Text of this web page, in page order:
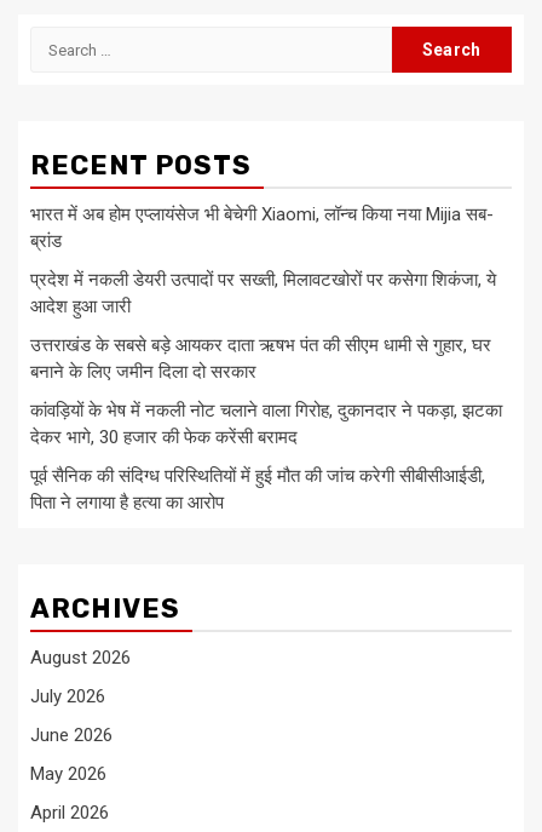
Search
RECENT POSTS
भारत में अब होम एप्लायंसेज भी बेचेगी Xiaomi, लॉन्च किया नया Mijia सब-
ब्रांड
प्रदेश में नकली डेयरी उत्पादों पर सख्ती, मिलावटखोरों पर कसेगा शिकंजा, ये
आदेश हुआ जारी
उत्तराखंड के सबसे बड़े आयकर दाता ऋषभ पंत की सीएम धामी से गुहार, घर
बनाने के लिए जमीन दिला दो सरकार
कांवड़ियों के भेष में नकली नोट चलाने वाला गिरोह, दुकानदार ने पकड़ा, झटका
देकर भागे, 30 हजार की फेक करेंसी बरामद
पूर्व सैनिक की संदिग्ध परिस्थितियों में हुई मौत की जांच करेगी सीबीसीआईडी,
पिता ने लगाया है हत्या का आरोप
ARCHIVES
August 2026
July 2026
June 2026
May 2026
April 2026